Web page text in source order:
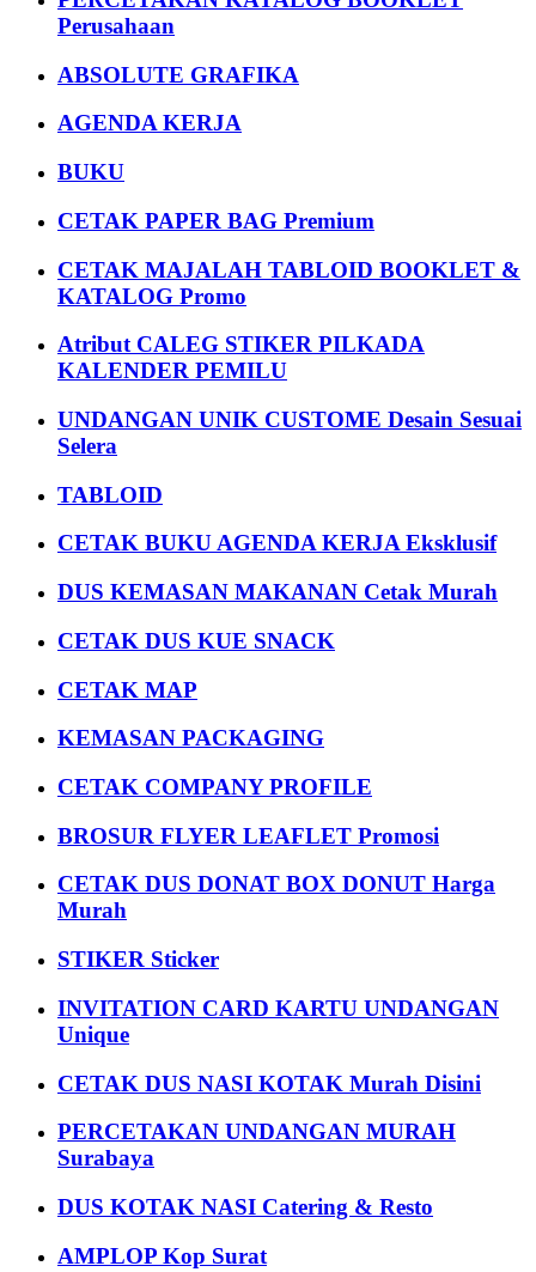
Perusahaan
ABSOLUTE GRAFIKA
AGENDA KERJA
BUKU
CETAK PAPER BAG Premium
CETAK MAJALAH TABLOID BOOKLET &
KATALOG Promo
Atribut CALEG STIKER PILKADA
KALENDER PEMILU
UNDANGAN UNIK CUSTOME Desain Sesuai
Selera
TABLOID
CETAK BUKU AGENDA KERJA Eksklusif
DUS KEMASAN MAKANAN Cetak Murah
CETAK DUS KUE SNACK
CETAK MAP
KEMASAN PACKAGING
CETAK COMPANY PROFILE
BROSUR FLYER LEAFLET Promosi
CETAK DUS DONAT BOX DONUT Harga
Murah
STIKER Sticker
INVITATION CARD KARTU UNDANGAN
Unique
CETAK DUS NASI KOTAK Murah Disini
PERCETAKAN UNDANGAN MURAH
Surabaya
DUS KOTAK NASI Catering & Resto
AMPLOP Kop Surat